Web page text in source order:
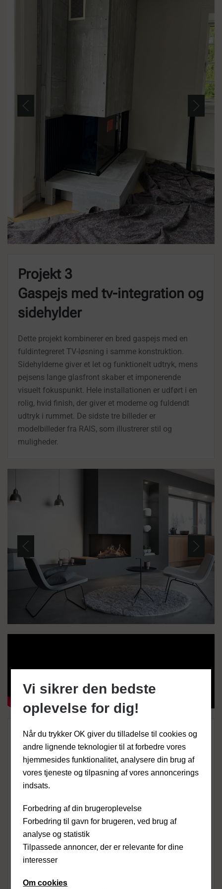
Projekt 3
Gaspejs med tv-integration og
sidehylder
Dette projekt kombinerer en bred gaspejs med en
fuldintegreret TV-løsning i samme konstruktion.
Sidehylderne giver et let og funktionelt udtryk, mens
pejsens lange glasfront skaber et imponerende
visuelt fokuspunkt. Hele installationen er udført i en
rolig, hvid finish, der giver et moderne og fuldendt
udtryk i rummet. De sidste tre billeder er
modelbilleder fra RAIS, som illustrerer stil og
muligheder.
Hvorfor vælge en gaspejs
fra Københavns
Pejsecenter?
En gaspejs giver dig den ultimative kombination af
komfort og atmosfære. Med et enkelt tryk på
fjernbetjeningen får du både flotte naturlige flammer
og effektiv varme, uden alt besværet fra en traditionel
brændeovn.
Én knap – og flammerne tændes: Nyd varmen og
Vi sikrer den bedste
oplevelse for dig!
Når du trykker OK giver du tilladelse til cookies og
andre lignende teknologier til at forbedre vores
hjemmesides funktionalitet, analysere din brug af
vores tjeneste og tilpasning af vores annoncerings
indsats.
Forbedring af din brugeroplevelse
Forbedring til gavn for brugeren, ved brug af
analyse og statistik
Tilpassede annoncer, der er relevante for dine
interesser
Om cookies